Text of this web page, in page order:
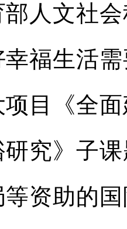
部人文社
福生活
目《全
究》子
资助的